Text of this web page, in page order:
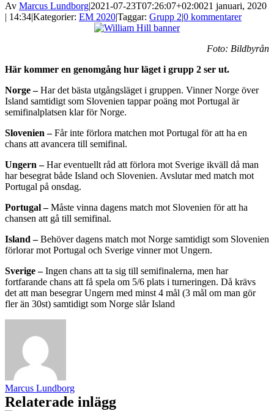
Av Marcus Lundborg|2021-07-23T07:26:07+02:0021 januari, 2020
| 14:34|Kategorier: EM 2020|Taggar: Grupp 2|0 kommentarer
Foto: Bildbyrån
Här kommer en genomgång hur läget i grupp 2 ser ut.
Norge –Har det bästa utgångsläget i gruppen. Vinner Norge över
Island samtidigt som Slovenien tappar poäng mot Portugal är
semifinalplatsen klar för Norge.
Slovenien –Får inte förlora matchen mot Portugal för att ha en
chans att avancera till semifinal.
Ungern –Har eventuellt råd att förlora mot Sverige ikväll då man
har besegrat både Island och Slovenien. Avslutar med match mot
Portugal på onsdag.
Portugal –Måste vinna dagens match mot Slovenien för att ha
chansen att gå till semifinal.
Island –Behöver dagens match mot Norge samtidigt som Slovenien
förlorar mot Portugal och Sverige vinner mot Ungern.
Sverige –Ingen chans att ta sig till semifinalerna, men har
fortfarande chans att få spela om 5/6 plats i turneringen. Då krävs
det att man besegrar Ungern med minst 4 mål (3 mål om man gör
fler än 30st) samtidigt som Norge slår Island
Marcus Lundborg
Relaterade inlägg